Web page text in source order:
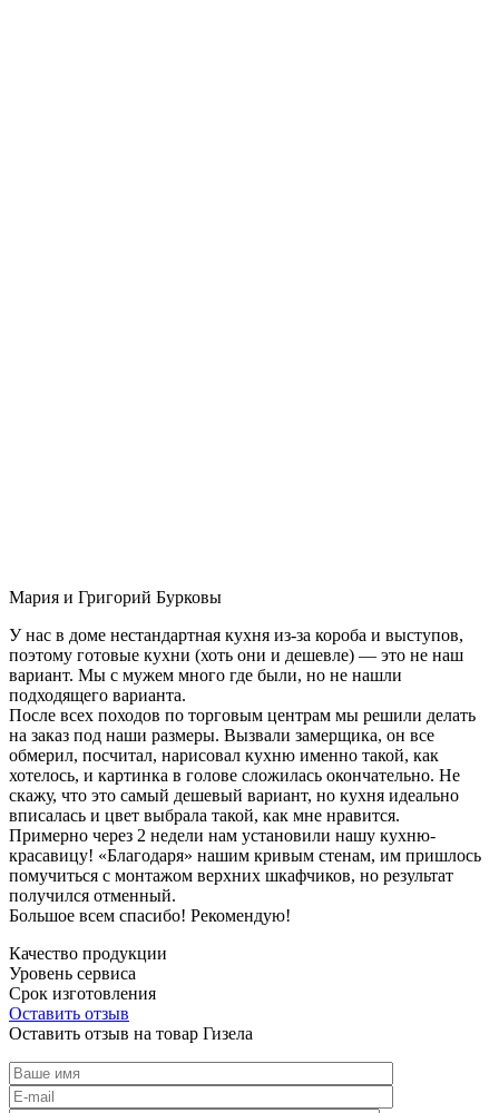
Мария и Григорий Бурковы
У нас в доме нестандартная кухня из-за короба и выступов,
поэтому готовые кухни (хоть они и дешевле) — это не наш
вариант. Мы с мужем много где были, но не нашли
подходящего варианта.
После всех походов по торговым центрам мы решили делать
на заказ под наши размеры. Вызвали замерщика, он все
обмерил, посчитал, нарисовал кухню именно такой, как
хотелось, и картинка в голове сложилась окончательно. Не
скажу, что это самый дешевый вариант, но кухня идеально
вписалась и цвет выбрала такой, как мне нравится.
Примерно через 2 недели нам установили нашу кухню-
красавицу! «Благодаря» нашим кривым стенам, им пришлось
помучиться с монтажом верхних шкафчиков, но результат
получился отменный.
Большое всем спасибо! Рекомендую!
Качество продукции
Уровень сервиса
Срок изготовления
Оставить отзыв
Оставить отзыв на товар Гизела